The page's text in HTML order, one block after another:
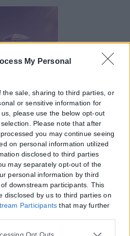
My Personal
the sale, sharing to third parties, or
or sensitive information for
please use the below opt-out
Please note that after
you may continue seeing
on personal information utilized
disclosed to third parties
may separately opt-out of the
personal information by third
downstream participants. This
disclosed by us to third parties on
Participants that may further
app uses one or more Google